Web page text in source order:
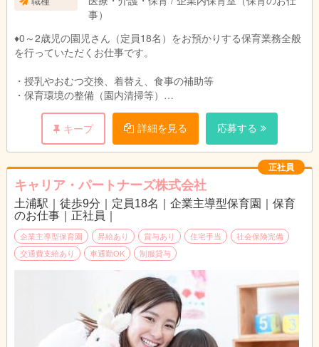
事）
♦0～2歳児の園児さん（定員18名）をお預かりする保育業務全般
を行っていただくお仕事です。
・授乳やおむつ交換、着替え、食事の補助等
・保育環境の整備（園内清掃等）
・保護者対応（連絡帳の作成等）
・製作物等の作成
キープ 詳細を見る 応募する
正社員
キャリア・パートナーズ株式会社
土浦駅｜徒歩9分｜定員18名｜企業主導型保育園｜保育
のお仕事｜正社員｜
企業主導型保育園 昇給あり 賞与あり 住宅手当
社会保険完備
交通費支給あり
車通勤OK 制服貸与